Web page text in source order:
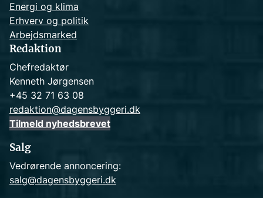
Energi og klima
Erhverv og politik
Arbejdsmarked
Redaktion
Chefredaktør
Kenneth Jørgensen
+45 32 71 63 08
redaktion@dagensbyggeri.dk
Tilmeld nyhedsbrevet
Salg
Vedrørende annoncering:
salg@dagensbyggeri.dk